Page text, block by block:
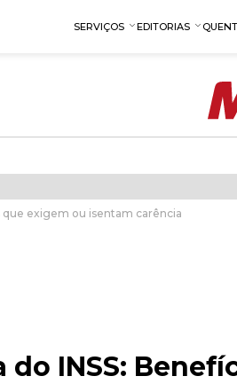
SERVIÇOS EDITORIAS
que exigem ou isentam carência
do INSS: